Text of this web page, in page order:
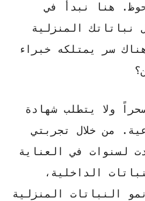
هنا نبدأ في
نباتاتك المنزلية
سر يمتلكه خبراء
ولا يتطلب شهادة
من خلال تجربتي
لسنوات في العناية
الداخلية،
النباتات المنزلية